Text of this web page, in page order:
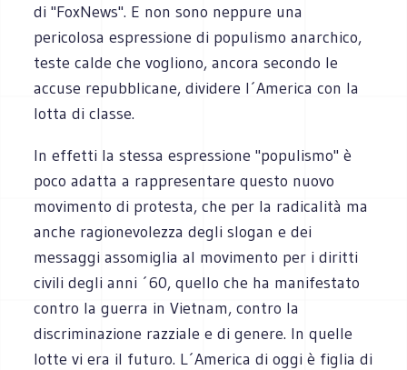
di "FoxNews". E non sono neppure una
pericolosa espressione di populismo anarchico,
teste calde che vogliono, ancora secondo le
accuse repubblicane, dividere l´America con la
lotta di classe.
In effetti la stessa espressione "populismo" è
poco adatta a rappresentare questo nuovo
movimento di protesta, che per la radicalità ma
anche ragionevolezza degli slogan e dei
messaggi assomiglia al movimento per i diritti
civili degli anni ´60, quello che ha manifestato
contro la guerra in Vietnam, contro la
discriminazione razziale e di genere. In quelle
lotte vi era il futuro. L´America di oggi è figlia di